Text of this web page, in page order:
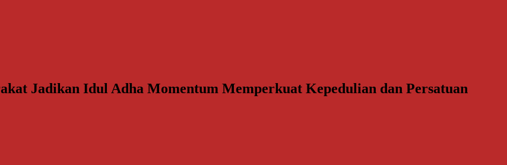
Jadikan Idul Adha Momentum Memperkuat Kepedulian dan Persatuan